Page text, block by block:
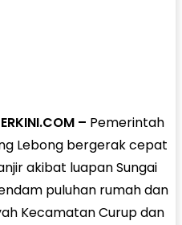
– Pemerintah
Lebong bergerak cepat
akibat luapan Sungai
puluhan rumah dan
Kecamatan Curup dan